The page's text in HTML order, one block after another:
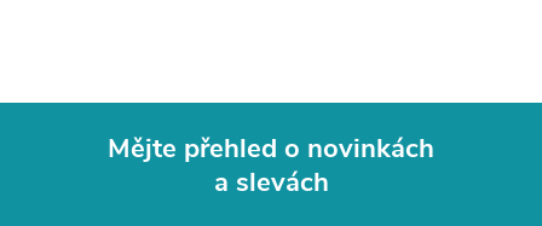
Mějte přehled o novinkách
a slevách